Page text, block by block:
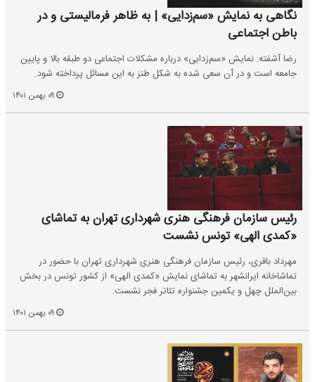
نگاهی به نمایش «سم‌زدایی» | به ظاهر فرمالیستی و در
باطن اجتماعی
رضا آشفته: نمایش «سم‌زدایی» درباره مشکلات اجتماعی دو طبقه بالا و پایین
جامعه است و در آن سعی شده به شکل طنز به این مسائل پرداخته شود.
رئیس سازمان فرهنگی هنری شهرداری تهران به تماشای
«کمدی الهی» تونس نشست
مهرداد باقری، رئیس سازمان فرهنگی هنری شهرداری تهران با حضور در
تماشاخانه­ ایران­شهر به تماشای نمایش «کمدی الهی» از کشور تونس در بخش
بین‌الملل چهل و یکمین جشنواره‌ تئاتر فجر نشست.